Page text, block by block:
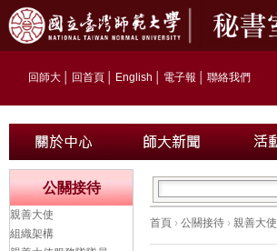
回師大 回首頁 English 電子報 聯絡我們
首頁 › 公關接待 › 親善大使
公關接待
親善大使
組織架構